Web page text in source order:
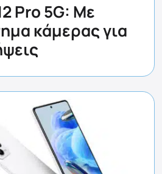
Pro 5G: Με
κάμερας για